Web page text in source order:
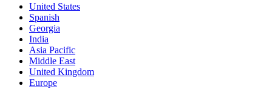
United States
Spanish
Georgia
India
Asia Pacific
Middle East
United Kingdom
Europe